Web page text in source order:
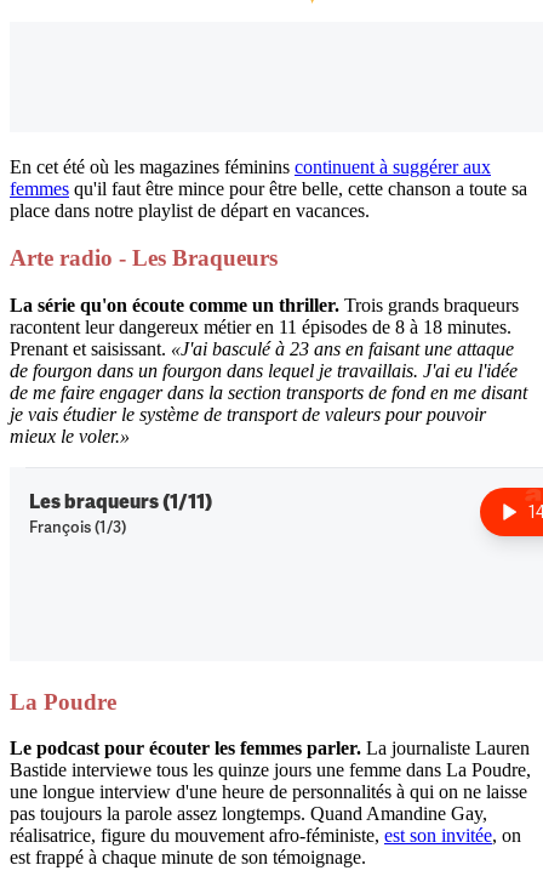
En cet été où les magazines féminins continuent à suggérer aux
femmes qu'il faut être mince pour être belle, cette chanson a toute sa
place dans notre playlist de départ en vacances.
Arte radio - Les Braqueurs
La série qu'on écoute comme un thriller. Trois grands braqueurs
racontent leur dangereux métier en 11 épisodes de 8 à 18 minutes.
Prenant et saisissant. «J'ai basculé à 23 ans en faisant une attaque
de fourgon dans un fourgon dans lequel je travaillais. J'ai eu l'idée
de me faire engager dans la section transports de fond en me disant
je vais étudier le système de transport de valeurs pour pouvoir
mieux le voler.»
La Poudre
Le podcast pour écouter les femmes parler. La journaliste Lauren
Bastide interviewe tous les quinze jours une femme dans La Poudre,
une longue interview d'une heure de personnalités à qui on ne laisse
pas toujours la parole assez longtemps. Quand Amandine Gay,
réalisatrice, figure du mouvement afro-féministe, est son invitée, on
est frappé à chaque minute de son témoignage.